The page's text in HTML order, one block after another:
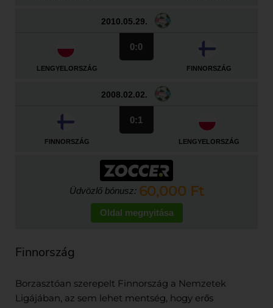
2010.05.29.
LENGYELORSZÁG
0:0
FINNORSZÁG
2008.02.02.
FINNORSZÁG
0:1
LENGYELORSZÁG
Üdvözlő bónusz: 60,000 Ft
Oldal megnyitása
Finnország
Borzasztóan szerepelt Finnország a Nemzetek
Ligájában, az sem lehet mentség, hogy erős